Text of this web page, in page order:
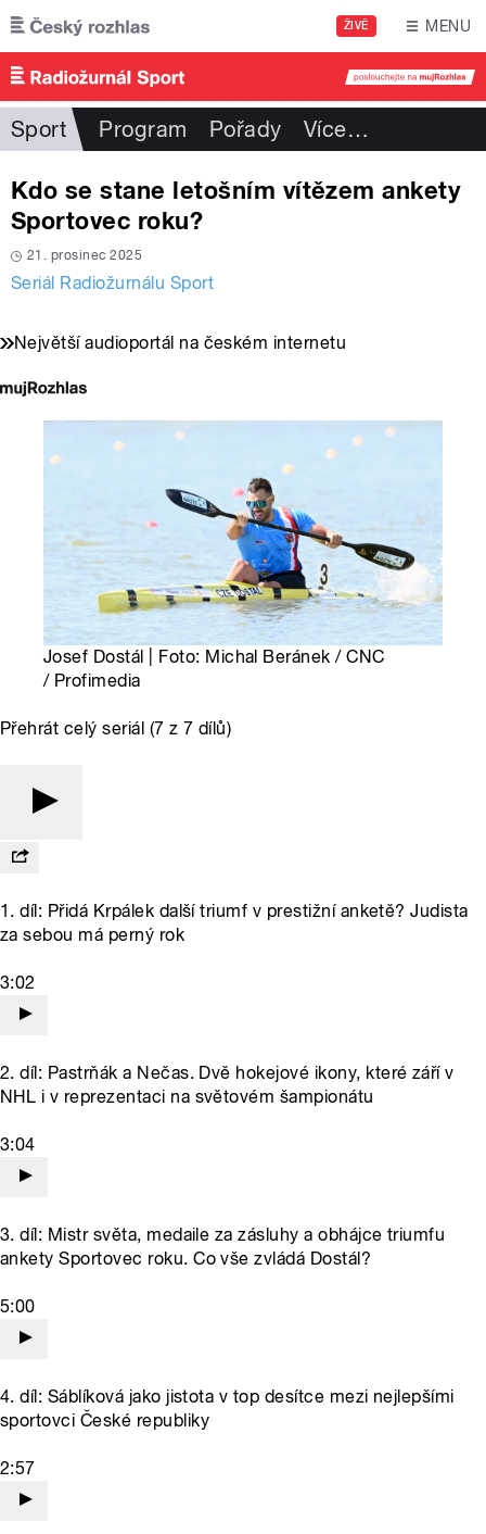
Přejít k hlavnímu obsahu
ŽIVĚ MENU
Sport Program Pořady Více…
Kdo se stane letošním vítězem ankety
Sportovec roku?
21. prosinec 2025
Seriál Radiožurnálu Sport
Největší audioportál na českém internetu
Josef Dostál | Foto: Michal Beránek / CNC
/ Profimedia
Přehrát celý seriál (7 z 7 dílů)
1. díl: Přidá Krpálek další triumf v prestižní anketě? Judista
za sebou má perný rok
3:02
2. díl: Pastrňák a Nečas. Dvě hokejové ikony, které září v
NHL i v reprezentaci na světovém šampionátu
3:04
3. díl: Mistr světa, medaile za zásluhy a obhájce triumfu
ankety Sportovec roku. Co vše zvládá Dostál?
5:00
4. díl: Sáblíková jako jistota v top desítce mezi nejlepšími
sportovci České republiky
2:57